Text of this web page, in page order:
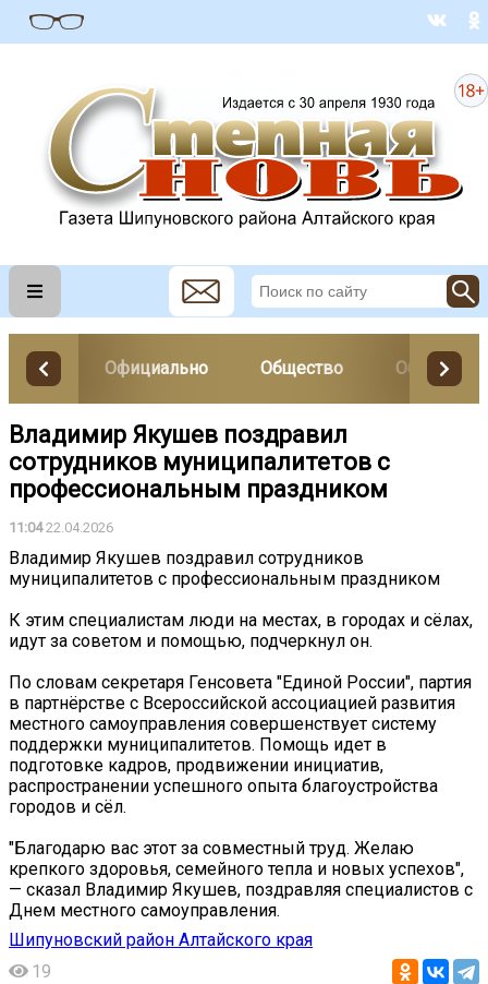
Официально Общество
Владимир Якушев поздравил
сотрудников муниципалитетов с
профессиональным праздником
11:0422.04.2026
Владимир Якушев поздравил сотрудников
муниципалитетов с профессиональным праздником
К этим специалистам люди на местах, в городах и сёлах,
идут за советом и помощью, подчеркнул он.
По словам секретаря Генсовета "Единой России", партия
в партнёрстве с Всероссийской ассоциацией развития
местного самоуправления совершенствует систему
поддержки муниципалитетов. Помощь идет в
подготовке кадров, продвижении инициатив,
распространении успешного опыта благоустройства
городов и сёл.
"Благодарю вас этот за совместный труд. Желаю
крепкого здоровья, семейного тепла и новых успехов",
— сказал Владимир Якушев, поздравляя специалистов с
Днем местного самоуправления.
Шипуновский район Алтайского края
19